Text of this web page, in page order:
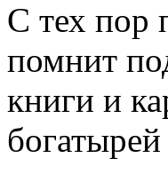
С тех пор
помнит
книги и